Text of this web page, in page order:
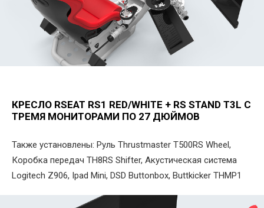
КРЕСЛО RSEAT RS1 RED/WHITE + RS STAND T3L С
ТРЕМЯ МОНИТОРАМИ ПО 27 ДЮЙМОВ
Также установлены: Руль Thrustmaster T500RS Wheel,
Коробка передач TH8RS Shifter, Акустическая система
Logitech Z906, Ipad Mini, DSD Buttonbox, Buttkicker THMP1